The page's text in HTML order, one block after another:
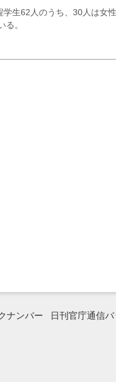
生62人のうち、30人は女
。
ナンバー 日刊官庁通信